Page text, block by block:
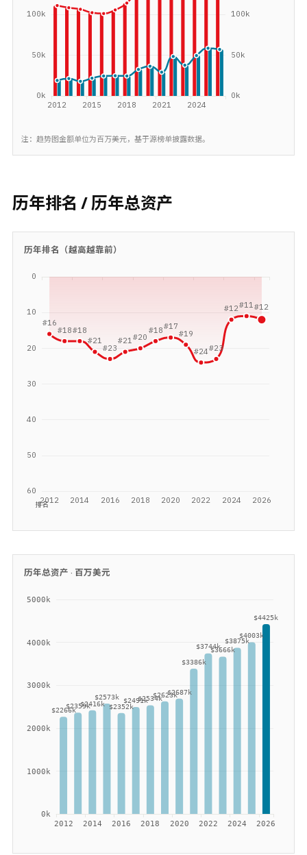
注：趋势图金额单位为百万美元，基于源榜单披露数据。
历年排名 / 历年总资产
历年排名（越高越靠前）
历年总资产 · 百万美元